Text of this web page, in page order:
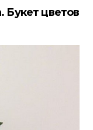
Букет цветов